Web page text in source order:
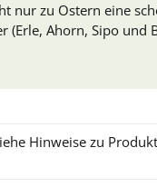
nur zu Ostern eine
(Erle, Ahorn, Sipo und
Hinweise zu